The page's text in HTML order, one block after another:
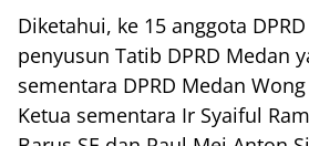
Diketahui, ke 15 anggota
penyusun Tatib DPRD Medan
sementara DPRD Medan
Ketua sementara Ir Syaiful